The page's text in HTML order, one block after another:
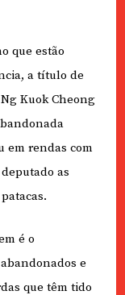
que estão
a título de
Kuok Cheong
em rendas com
as
é o
e
que têm tido